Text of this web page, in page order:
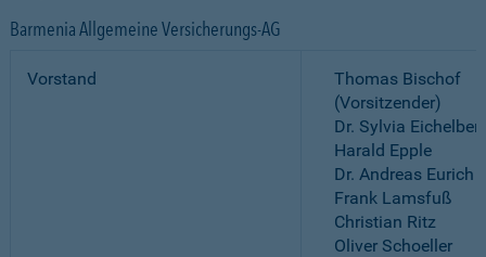
Barmenia Allgemeine Versicherungs-AG
Vorstand
Thomas Bischof
(Vorsitzender)
Dr. Sylvia
Harald Epple
Dr. Andreas Eurich
Frank Lamsfuß
Christian Ritz
Oliver Schoeller